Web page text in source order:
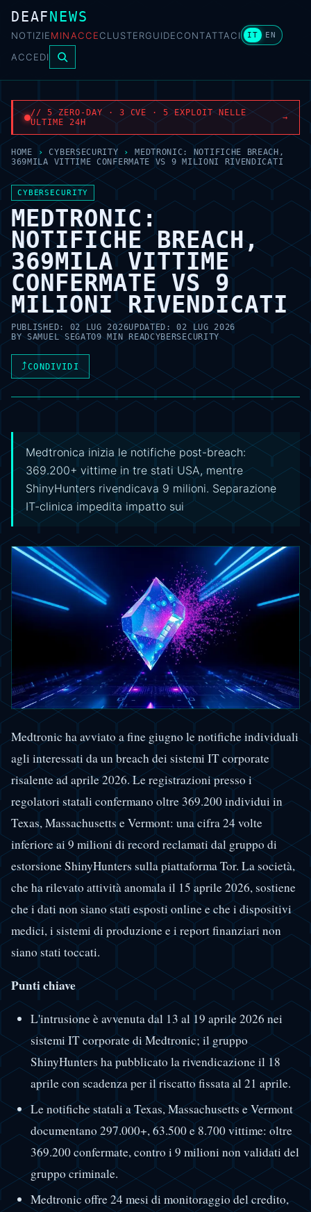
DEAFNEWS
NOTIZIEMINACCECLUSTERGUIDECONTATTACI IT EN
ACCEDI
// 5 ZERO-DAY · 3 CVE · 5 EXPLOIT NELLE
ULTIME 24H
→
HOME › CYBERSECURITY ›
MEDTRONIC: NOTIFICHE BREACH,
369MILA VITTIME CONFERMATE VS 9 MILIONI RIVENDICATI
CYBERSECURITY
MEDTRONIC:
NOTIFICHE BREACH,
369MILA VITTIME
CONFERMATE VS 9
MILIONI RIVENDICATI
PUBLISHED: 02 LUG 2026UPDATED:02 LUG 2026
BYSAMUEL SEGATO9 MIN READCYBERSECURITY
⤴CONDIVIDI
Medtronica inizia le notifiche post-breach:
369.200+ vittime in tre stati USA, mentre
ShinyHunters rivendicava 9 milioni. Separazione
IT-clinica impedita impatto sui
Medtronic ha avviato a fine giugno le notifiche individuali
agli interessati da un breach dei sistemi IT corporate
risalente ad aprile 2026. Le registrazioni presso i
regolatori statali confermano oltre 369.200 individui in
Texas, Massachusetts e Vermont: una cifra 24 volte
inferiore ai 9 milioni di record reclamati dal gruppo di
estorsione ShinyHunters sulla piattaforma Tor. La società,
che ha rilevato attività anomala il 15 aprile 2026, sostiene
che i dati non siano stati esposti online e che i dispositivi
medici, i sistemi di produzione e i report finanziari non
siano stati toccati.
Punti chiave
L'intrusione è avvenuta dal 13 al 19 aprile 2026 nei
sistemi IT corporate di Medtronic; il gruppo
ShinyHunters ha pubblicato la rivendicazione il 18
aprile con scadenza per il riscatto fissata al 21 aprile.
Le notifiche statali a Texas, Massachusetts e Vermont
documentano 297.000+, 63.500 e 8.700 vittime: oltre
369.200 confermate, contro i 9 milioni non validati del
gruppo criminale.
Medtronic offre 24 mesi di monitoraggio del credito,